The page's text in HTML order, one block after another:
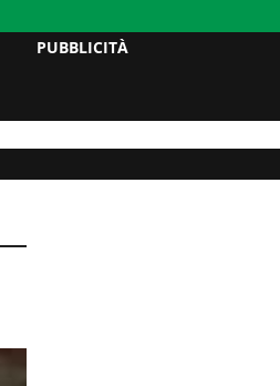
PUBBLICITÀ